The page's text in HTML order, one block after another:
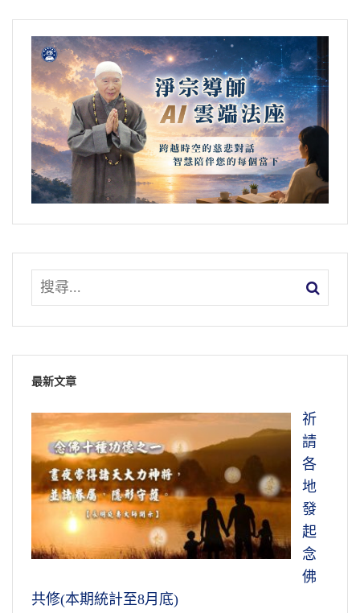
最新文章
祈
請
各
地
發
起
念
佛
共修(本期統計至8月底)